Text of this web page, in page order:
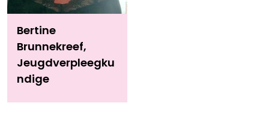
Bertine
Brunnekreef,
Jeugdverpleegku
ndige